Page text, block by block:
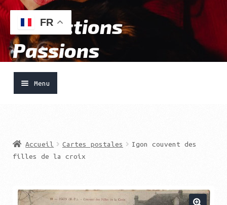
Aller
à
la
navigation
Aller
au
contenu
Collections
Passions
Menu
Vendre
Boutique
Accueil Cartes postales
Igon couvent des
filles de la croix
FR